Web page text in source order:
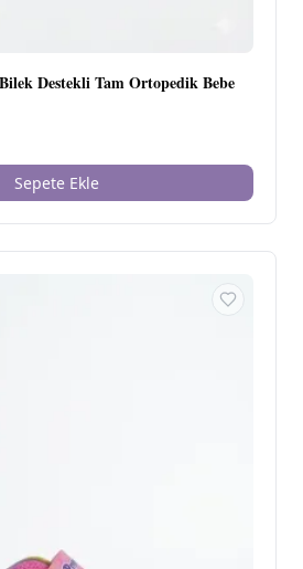
Destekli Tam Ortopedik Bebe
Sepete Ekle